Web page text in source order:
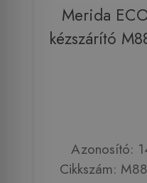
Merida
kézszárító
Azonosító:
Cikkszám: